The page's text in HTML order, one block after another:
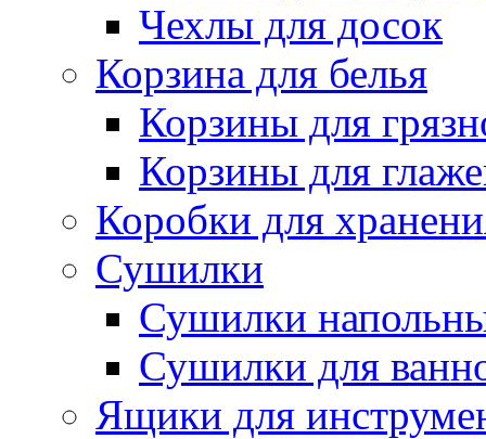
Чехлы для досок
Корзина для белья
Корзины для
Корзины для
Коробки для
Сушилки
Сушилки
Сушилки для
Ящики для